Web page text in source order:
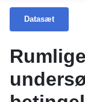
Datasæt